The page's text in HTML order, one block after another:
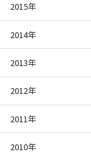
2015年
2014年
2013年
2012年
2011年
2010年